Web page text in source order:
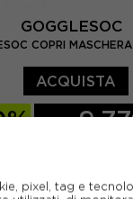
GOGGLESOC
COPRI
ACQUISTA
pixel, tag e